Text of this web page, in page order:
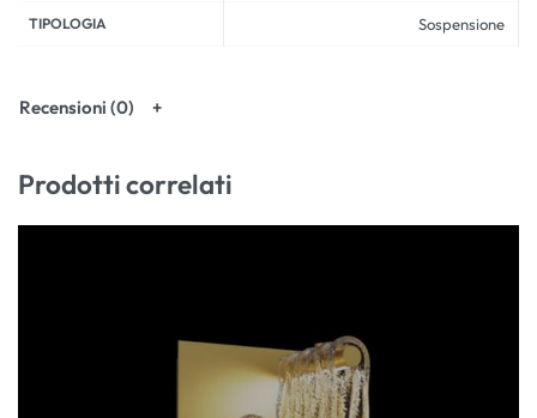
TIPOLOGIA Sospensione
Recensioni (0)
Prodotti correlati